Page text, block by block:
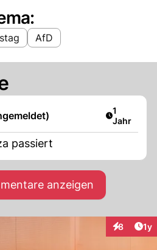
AfD
Artikel
1
Jahr
passiert
anzeigen
8 1y